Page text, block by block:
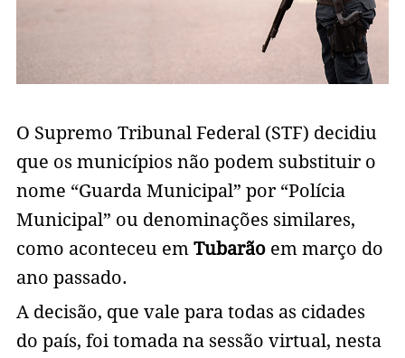
O Supremo Tribunal Federal (STF) decidiu
que os municípios não podem substituir o
nome “Guarda Municipal” por “Polícia
Municipal” ou denominações similares,
como aconteceu em Tubarãoem março do
ano passado.
A decisão, que vale para todas as cidades
do país, foi tomada na sessão virtual, nesta